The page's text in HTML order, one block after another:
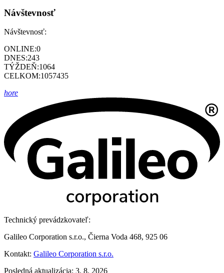
Návštevnosť
Návštevnosť:
ONLINE:0
DNES:243
TÝŽDEŇ:1064
CELKOM:1057435
hore
Technický prevádzkovateľ:
Galileo Corporation s.r.o., Čierna Voda 468, 925 06
Kontakt: Galileo Corporation s.r.o.
Posledná aktualizácia: 3. 8. 2026